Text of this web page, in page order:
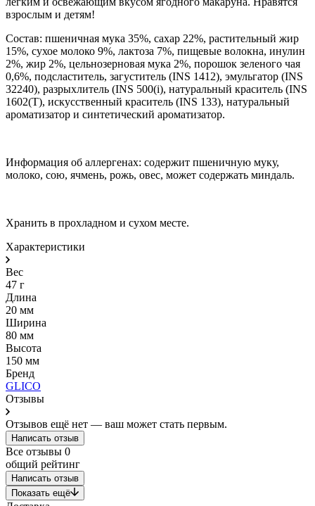
взрослым и детям!
Состав: пшеничная мука 35%, сахар 22%, растительный жир
15%, сухое молоко 9%, лактоза 7%, пищевые волокна, инулин
2%, жир 2%, цельнозерновая мука 2%, порошок зеленого чая
0,6%, подсластитель, загуститель (INS 1412), эмульгатор (INS
32240), разрыхлитель (INS 500(i), натуральный краситель (INS
1602(T), искусственный краситель (INS 133), натуральный
ароматизатор и синтетический ароматизатор.
Информация об аллергенах: содержит пшеничную муку,
молоко, сою, ячмень, рожь, овес, может содержать миндаль.
Хранить в прохладном и сухом месте.
Характеристики
Вес
47 г
Длина
20 мм
Ширина
80 мм
Высота
150 мм
Бренд
GLICO
Отзывы
Отзывов ещё нет — ваш может стать первым.
Написать отзыв
Все отзывы 0
общий рейтинг
Написать отзыв
Показать ещё